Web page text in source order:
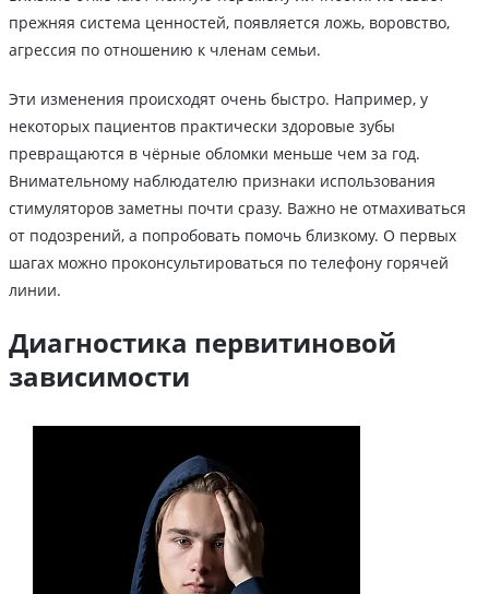
прежняя система ценностей, появляется ложь, воровство,
агрессия по отношению к членам семьи.
Эти изменения происходят очень быстро. Например, у
некоторых пациентов практически здоровые зубы
превращаются в чёрные обломки меньше чем за год.
Внимательному наблюдателю признаки использования
стимуляторов заметны почти сразу. Важно не отмахиваться
от подозрений, а попробовать помочь близкому. О первых
шагах можно проконсультироваться по телефону горячей
линии.
Диагностика первитиновой
зависимости